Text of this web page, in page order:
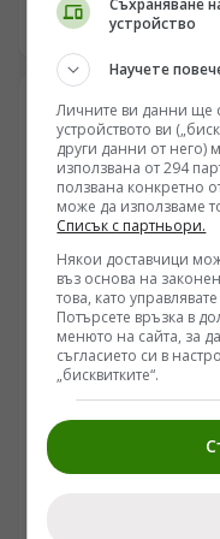
показва, че
натиск. Докато
роля,
обекти променя
процес,
фиксиране на
09.08.2026 16:40
Сенатът на САЩ
за купувачите на
мнозинство
Съхраняване
устройство
Научете
Личните ви данни ще
устройството ви
други данни от него)
използвана от 294
ползвана конкретно
може да използваме
Списък с партньори.
Някои доставчици
въз основа на
това, като
Потърсете връзка в
менюто на сайта, за
съгласието си в
„бисквитките“.